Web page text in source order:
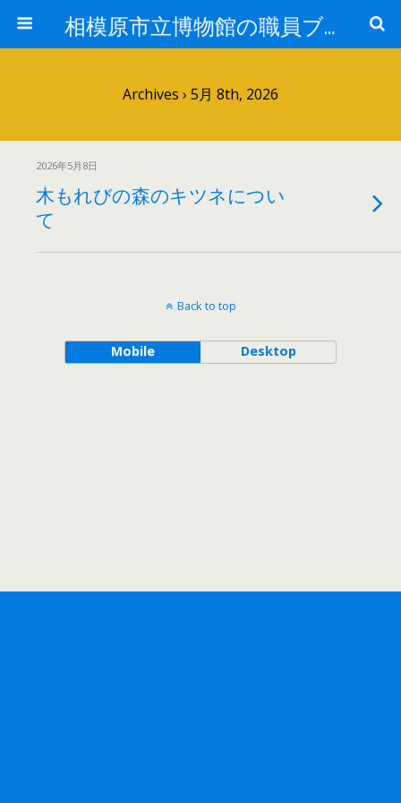
相模原市立博物館の職員ブログ
Archives › 5月 8th, 2026
2026年5月8日
木もれびの森のキツネについ
て
Back to top
Mobile Desktop